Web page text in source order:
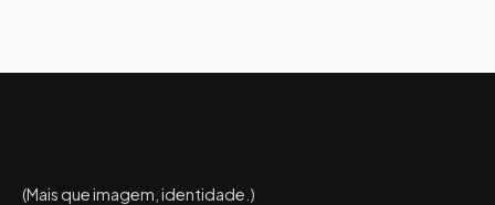
(Mais que imagem, identidade.)